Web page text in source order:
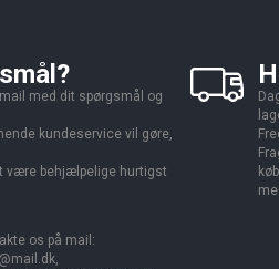
med dit spørgsmål og
kundeservice vil gøre,
være behjælpelige hurtigst
os på mail: